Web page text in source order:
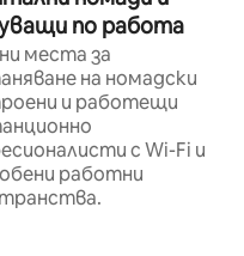
по работа
места за
на номадски
и работещи
с Wi-Fi и
работни